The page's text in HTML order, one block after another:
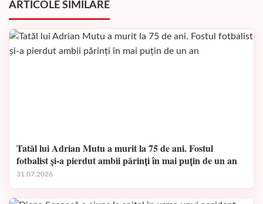
ARTICOLE SIMILARE
Tatăl lui Adrian Mutu a murit la 75 de ani. Fostul
fotbalist și-a pierdut ambii părinți în mai puțin de un an
31.07.2026